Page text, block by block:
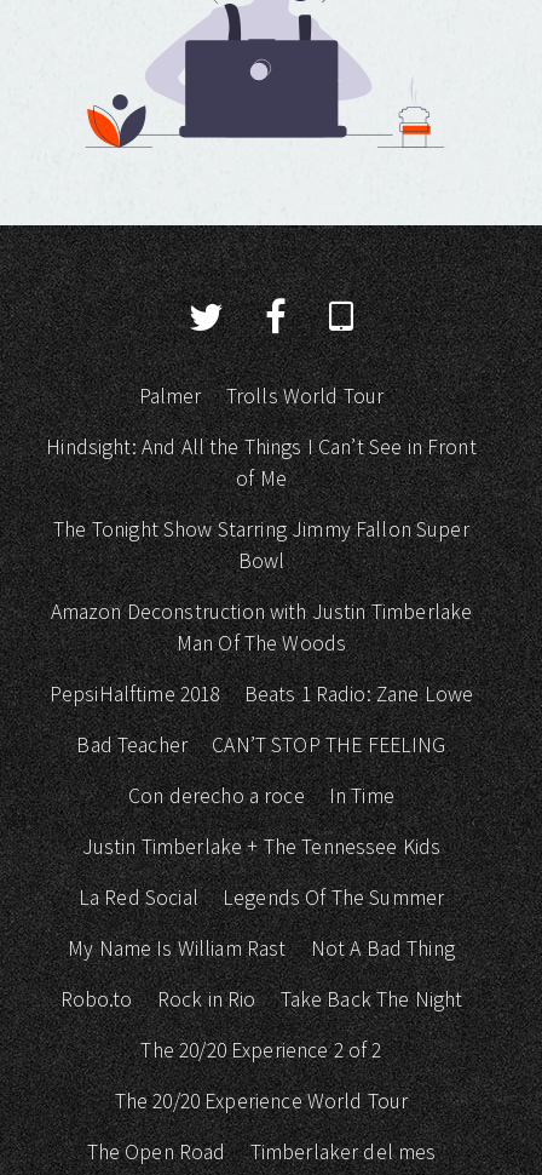
Palmer
Trolls World Tour
Hindsight: And All the Things I Can’t See in Front
of Me
The Tonight Show Starring Jimmy Fallon Super
Bowl
Amazon Deconstruction with Justin Timberlake
Man Of The Woods
PepsiHalftime 2018
Beats 1 Radio: Zane Lowe
Bad Teacher
CAN’T STOP THE FEELING
Con derecho a roce
In Time
Justin Timberlake + The Tennessee Kids
La Red Social
Legends Of The Summer
My Name Is William Rast
Not A Bad Thing
Robo.to
Rock in Rio
Take Back The Night
The 20/20 Experience 2 of 2
The 20/20 Experience World Tour
The Open Road
Timberlaker del mes